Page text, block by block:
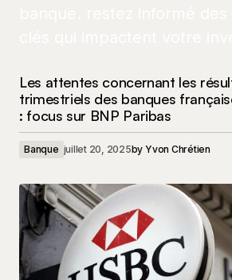
Les attentes concernant les
trimestriels des banques
: focus sur BNP Paribas
Banque juillet 20, 2025by Yvon Chrétien